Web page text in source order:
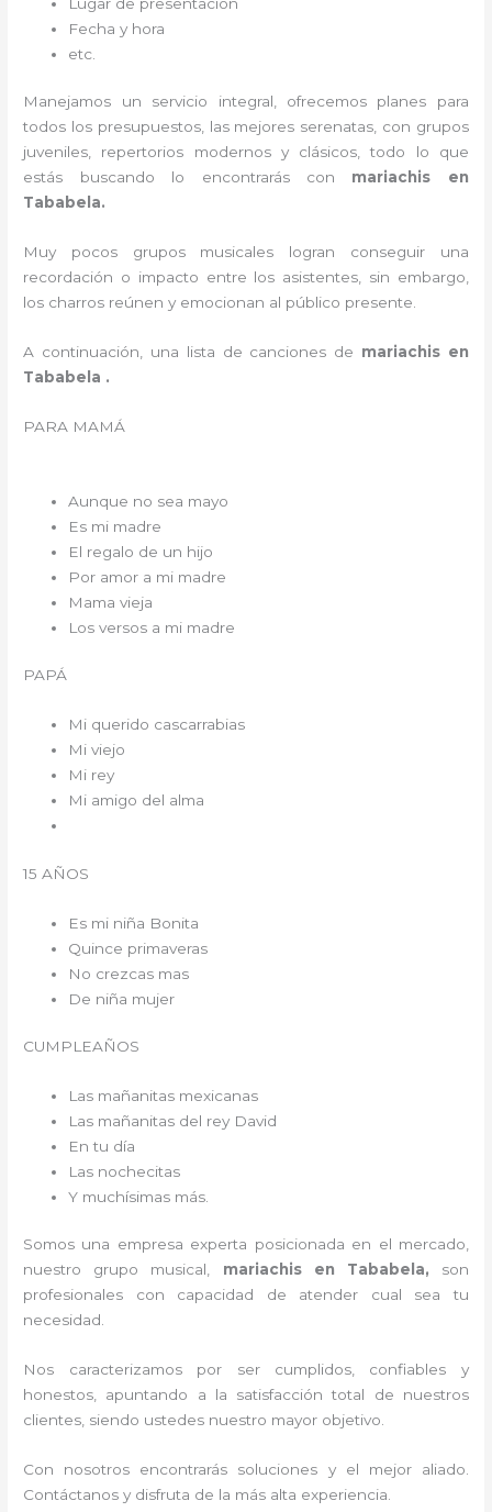
Fecha y hora
etc.
Manejamos un servicio integral, ofrecemos planes para
todos los presupuestos, las mejores serenatas, con grupos
juveniles, repertorios modernos y clásicos, todo lo que
estás buscando lo encontrarás con mariachis en
Tababela.
Muy pocos grupos musicales logran conseguir una
recordación o impacto entre los asistentes, sin embargo,
los charros reúnen y emocionan al público presente.
A continuación, una lista de canciones de mariachis en
Tababela .
PARA MAMÁ
Aunque no sea mayo
Es mi madre
El regalo de un hijo
Por amor a mi madre
Mama vieja
Los versos a mi madre
PAPÁ
Mi querido cascarrabias
Mi viejo
Mi rey
Mi amigo del alma
15 AÑOS
Es mi niña Bonita
Quince primaveras
No crezcas mas
De niña mujer
CUMPLEAÑOS
Las mañanitas mexicanas
Las mañanitas del rey David
En tu día
Las nochecitas
Y muchísimas más.
Somos una empresa experta posicionada en el mercado,
nuestro grupo musical, mariachis en Tababela, son
profesionales con capacidad de atender cual sea tu
necesidad.
Nos caracterizamos por ser cumplidos, confiables y
honestos, apuntando a la satisfacción total de nuestros
clientes, siendo ustedes nuestro mayor objetivo.
Con nosotros encontrarás soluciones y el mejor aliado.
Contáctanos y disfruta de la más alta experiencia.